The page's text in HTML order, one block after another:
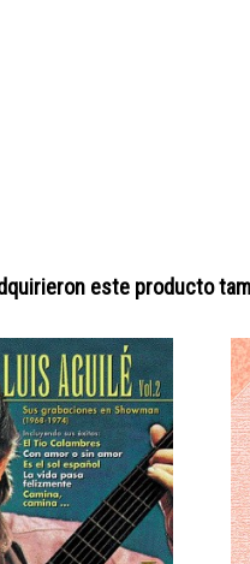
este producto